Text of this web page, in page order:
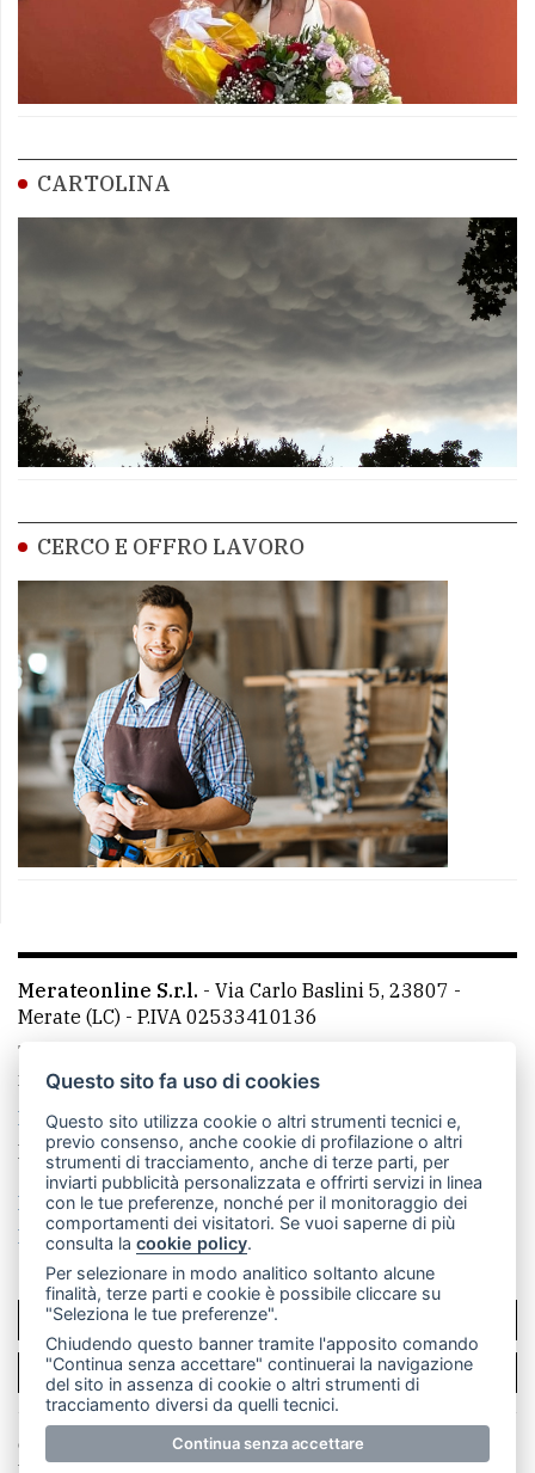
CARTOLINA
CERCO E OFFRO LAVORO
Merateonline S.r.l. - Via Carlo Baslini 5, 23807 -
Merate (LC) - P.IVA 02533410136
Telefono:
mail: redazione@merateonline.it
La redazione
CasateOnline LeccoOnline
RSS
Made by VIP
Privacy policy
Cookie policy
Rivedi le tue scelte sui cookie
SCRIVICI
PER LA TUA PUBBLICITÀ
© Copyright Merateonline S.r.l. - Tutti i diritti riservati.
Questo sito fa uso di cookies
Questo sito utilizza cookie o altri strumenti tecnici e,
previo consenso, anche cookie di profilazione o altri
strumenti di tracciamento, anche di terze parti, per
inviarti pubblicità personalizzata e offrirti servizi in linea
con le tue preferenze, nonché per il monitoraggio dei
comportamenti dei visitatori. Se vuoi saperne di più
consulta lacookie policy.
Per selezionare in modo analitico soltanto alcune
finalità, terze parti e cookie è possibile cliccare su
"Seleziona le tue preferenze".
Chiudendo questo banner tramite l'apposito comando
"Continua senza accettare" continuerai la navigazione
del sito in assenza di cookie o altri strumenti di
tracciamento diversi da quelli tecnici.
Continua senza accettare